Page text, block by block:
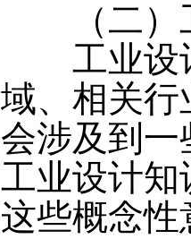
（二）工
工业设计
域、相关
会涉及到
工业设计
这些概念